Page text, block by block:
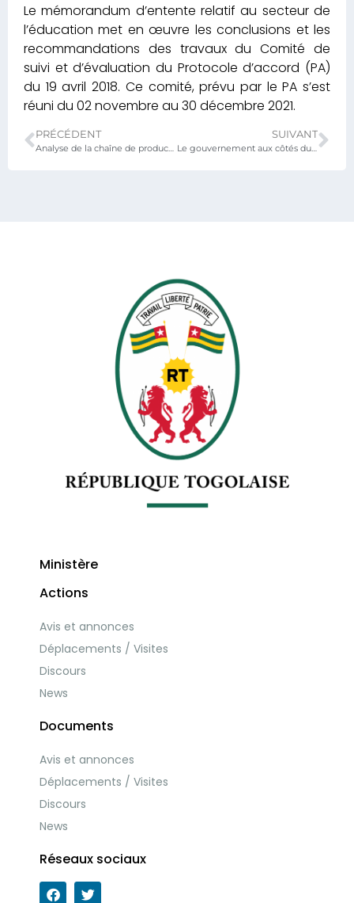
Le mémorandum d’entente relatif au secteur de
l’éducation met en œuvre les conclusions et les
recommandations des travaux du Comité de
suivi et d’évaluation du Protocole d’accord (PA)
du 19 avril 2018. Ce comité, prévu par le PA s’est
réuni du 02 novembre au 30 décembre 2021.
PRÉCÉDENT
Analyse de la chaîne de production des ressources éducatives du Togo : des défis et des recommandations
SUIVANT
Le gouvernement aux côtés du monde scolaire : les temps forts d’une visite ministérielle à Aného
Ministère
Actions
Avis et annonces
Déplacements / Visites
Discours
News
Documents
Avis et annonces
Déplacements / Visites
Discours
News
Réseaux sociaux